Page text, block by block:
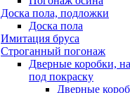
Доска пола, подложки
Доска пола
Имитация бруса
Строганный погонаж
Дверные коробки,
под покраску
Дверные